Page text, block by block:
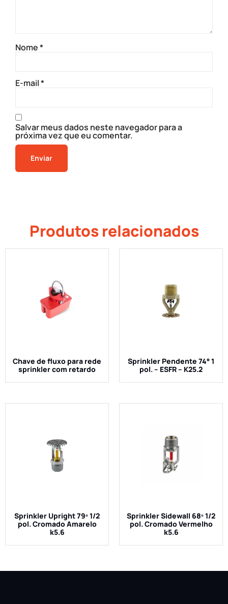
Nome*
E-mail*
Salvar meus dados neste navegador para a
próxima vez que eu comentar.
Produtos relacionados
Chave de fluxo para rede
sprinkler com retardo
Sprinkler Pendente 74° 1
pol. – ESFR – K25.2
Sprinkler Upright 79º 1/2
pol. Cromado Amarelo
k5.6
Sprinkler Sidewall 68º 1/2
pol. Cromado Vermelho
k5.6